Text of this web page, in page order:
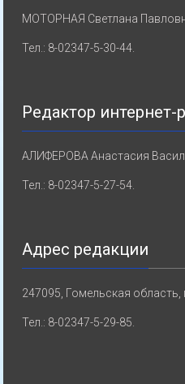
МОТОРНАЯ Светлана
Тел.: 8-02347-5-30-44.
Редактор интернет-
АЛИФЕРОВА Анастасия
Тел.: 8-02347-5-27-54.
Адрес редакции
247095, Гомельская область,
Тел.: 8-02347-5-29-85.